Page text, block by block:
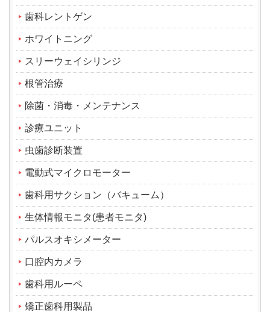
歯科レントゲン
ホワイトニング
スリーウェイシリンジ
根管治療
除菌・消毒・メンテナンス
診療ユニット
虫歯診断装置
電動式マイクロモーター
歯科用サクション（バキューム）
生体情報モニタ(患者モニタ)
パルスオキシメーター
口腔内カメラ
歯科用ルーペ
矯正歯科用製品